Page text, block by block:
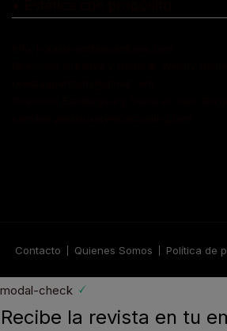
Contacto Quienes Somos Política de
modal-check
Recibe la revista en tu